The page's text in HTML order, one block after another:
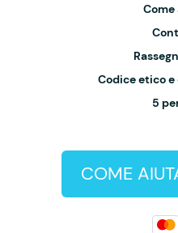
Codice etico
5
COME